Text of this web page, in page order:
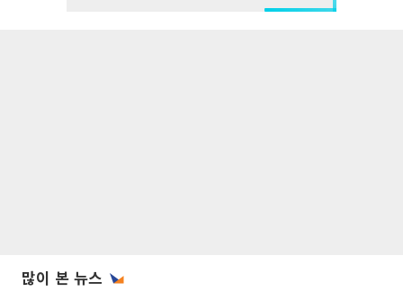
많이 본 뉴스